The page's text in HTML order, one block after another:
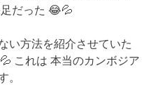
だった 😂💦
い方法を紹介させていた
これは 本当のカンボジア
。